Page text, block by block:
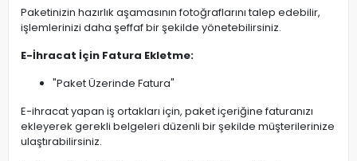
Paketinizin hazırlık aşamasının fotoğraflarını talep edebilir,
işlemlerinizi daha şeffaf bir şekilde yönetebilirsiniz.
E-İhracat İçin Fatura Ekletme:
"Paket Üzerinde Fatura"
E-ihracat yapan iş ortakları için, paket içeriğine faturanızı
ekleyerek gerekli belgeleri düzenli bir şekilde müşterilerinize
ulaştırabilirsiniz.